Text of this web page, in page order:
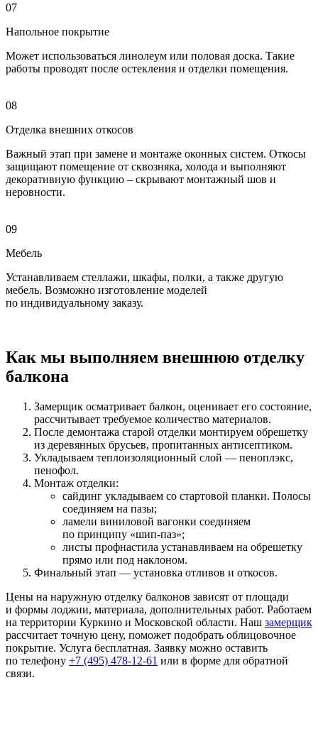
07
Напольное покрытие
Может использоваться линолеум или половая доска. Такие
работы проводят после остекления и отделки помещения.
08
Отделка внешних откосов
Важный этап при замене и монтаже оконных систем. Откосы
защищают помещение от сквозняка, холода и выполняют
декоративную функцию – скрывают монтажный шов и
неровности.
09
Мебель
Устанавливаем стеллажи, шкафы, полки, а также другую
мебель. Возможно изготовление моделей
по индивидуальному заказу.
Как мы выполняем внешнюю отделку
балкона
Замерщик осматривает балкон, оценивает его состояние,
рассчитывает требуемое количество материалов.
После демонтажа старой отделки монтируем обрешетку
из деревянных брусьев, пропитанных антисептиком.
Укладываем теплоизоляционный слой — пеноплэкс,
пенофол.
Монтаж отделки:
сайдинг укладываем со стартовой планки. Полосы
соединяем на пазы;
ламели виниловой вагонки соединяем
по принципу «шип-паз»;
листы профнастила устанавливаем на обрешетку
прямо или под наклоном.
Финальный этап — установка отливов и откосов.
Цены на наружную отделку балконов зависят от площади
и формы лоджии, материала, дополнительных работ. Работаем
на территории Куркино и Московской области. Наш замерщик
рассчитает точную цену, поможет подобрать облицовочное
покрытие. Услуга бесплатная. Заявку можно оставить
по телефону +7 (495) 478-12-61 или в форме для обратной
связи.